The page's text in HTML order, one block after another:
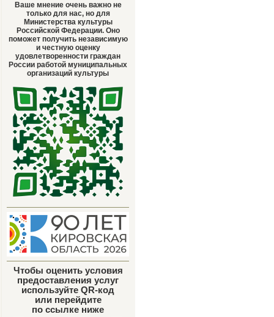
Ваше мнение очень важно не
только для нас, но для
Министерства культуры
Российской Федерации. Оно
поможет получить независимую
и честную оценку
удовлетворенности граждан
России работой муниципальных
организаций культуры
Чтобы оценить условия
предоставления услуг
используйте QR-код
или перейдите
по ссылке ниже